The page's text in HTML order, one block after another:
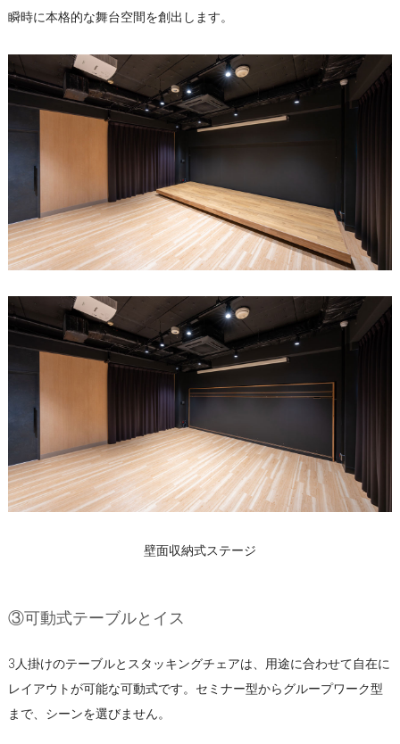
瞬時に本格的な舞台空間を創出します。
壁面収納式ステージ
③可動式テーブルとイス
3人掛けのテーブルとスタッキングチェアは、用途に合わせて自在に
レイアウトが可能な可動式です。セミナー型からグループワーク型
まで、シーンを選びません。